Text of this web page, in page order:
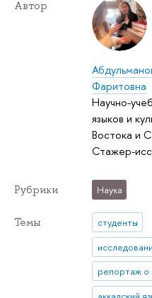
Автор
Фаритовна
Научно-
языков и
Востока и
Стажер-
Рубрики Наука
Темы
студенты
репортаж о